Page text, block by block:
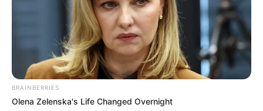
Kaiserpfalz Goslar
Einst war das von 1040 bis 1050 erbaute
Bauwerk die größte und prunkvollste
Kaiserresidenz im heutigen Deutschland,
heute ist sie die Hauptsehenswürdigkeit von Goslar.
Bergbaumuseum Rammelsberg
BRAINBERRIES
Olena Zelenska's Life Changed Overnight